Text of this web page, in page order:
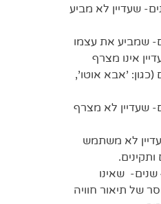
גיל 1:6 שנים- שעדיין לא מביע
2:0 שנים- שמביע את עצמו
אינו מצרף
(כגון: 'אבא אוטו',
2:6 שנים- שעדיין לא מצרף
שעדיין לא משתמש
ילד בגילאי 4:6-5 שנים- שאינו
של תיאור חוויה